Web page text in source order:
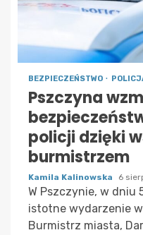
BEZPIECZEŃSTWO
Pszczyna
policji dzięki
burmistrzem
Kamila Kalinowska 6
W Pszczynie, w dniu
istotne wydarzenie
Burmistrz miasta,